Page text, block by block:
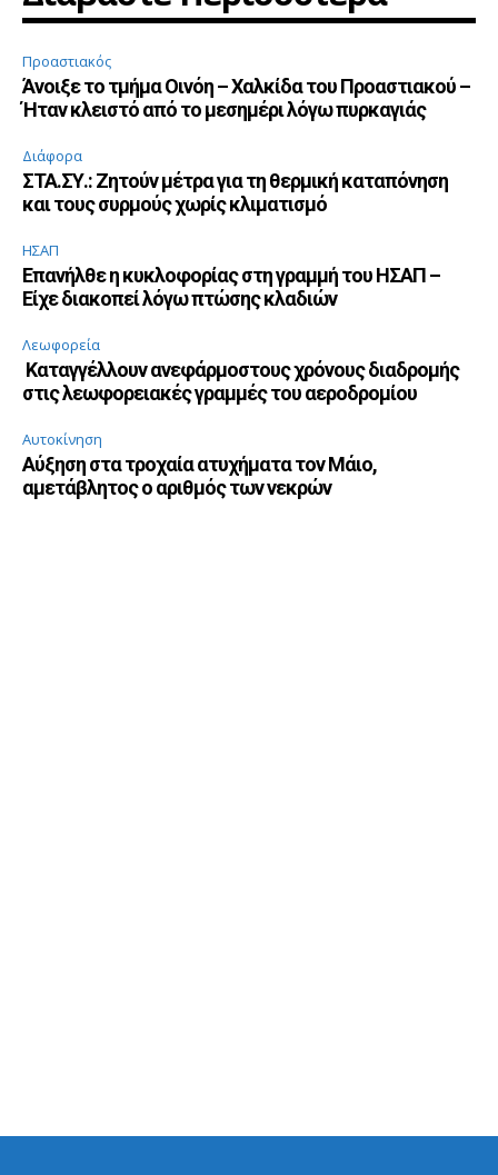
Προαστιακός
Άνοιξε το τμήμα Οινόη – Χαλκίδα του Προαστιακού –
Ήταν κλειστό από το μεσημέρι λόγω πυρκαγιάς
Διάφορα
ΣΤΑ.ΣΥ.: Ζητούν μέτρα για τη θερμική καταπόνηση
και τους συρμούς χωρίς κλιματισμό
ΗΣΑΠ
Επανήλθε η κυκλοφορίας στη γραμμή του ΗΣΑΠ –
Είχε διακοπεί λόγω πτώσης κλαδιών
Λεωφορεία
Καταγγέλλουν ανεφάρμοστους χρόνους διαδρομής
στις λεωφορειακές γραμμές του αεροδρομίου
Αυτοκίνηση
Αύξηση στα τροχαία ατυχήματα τον Μάιο,
αμετάβλητος ο αριθμός των νεκρών